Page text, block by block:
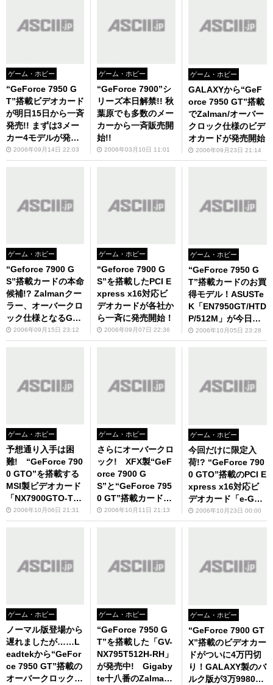
ゲーム・ホビー
“GeForce 7950 G
T”搭載ビデオカード
が明日15日から一斉
発売!! まずは3メー
カー4モデルが発売
で今後も続々登場の
予定!!
2006年09月14日 22:03
ゲーム・ホビー
“GeForce 7900”シ
リーズ本日解禁!! 秋
葉原でも多数のメー
カーから一斉販売開
始!!
2006年03月10日 11:01
ゲーム・ホビー
GALAXYから“GeF
orce 7950 GT”搭載
でZalman/オーバー
クロック仕様のビデ
オカードが発売開始
2006年09月23日 21:14
ゲーム・ホビー
“Geforce 7900 G
S”搭載カードの本命
候補!? Zalmanクー
ラー、オーバークロ
ック仕様となるGAL
AXY製ビデオカード
の販売がスタート!!
2006年09月15日 23:12
ゲーム・ホビー
“Geforce 7900 G
S”を搭載したPCI E
xpress x16対応ビ
デオカードが各社か
ら一斉に発売開始！
2006年09月07日 22:36
ゲーム・ホビー
“GeForce 7950 G
T”搭載カードのお買
得モデル！ASUSTe
K「EN7950GT/HTD
P/512M」が今日か
ら店頭に
2006年10月05日 23:28
ゲーム・ホビー
予想通り入手は困
難! “GeForce 790
0 GTO”を搭載する
MSI製ビデオカード
「NX7900GTO-T2D
512E」が本日発売!
2006年10月06日 21:31
ゲーム・ホビー
さらにオーバークロ
ック! XFX製“GeF
orce 7900 G
S”と“GeForce 795
0 GT”搭載カードに
またもやオーバーク
ロック版が！
2006年10月11日 21:13
ゲーム・ホビー
今回だけに限定入
荷!? “GeForce 790
0 GTO”搭載のPCI E
xpress x16対応ビ
デオカード「e-GeF
orce 7900 GTO 512
MB RoHS」がeVG
2006年10月23日 00:00
ゲーム・ホビー
ノーマル版登場から
遅れましたが……L
eadtekから“GeFor
ce 7950 GT”搭載の
オーバークロック版
ゲーム・ホビー
“GeForce 7950 G
T”を搭載した「GV-
NX795T512H-RH」
が発売中! Gigaby
te十八番のZalman
ゲーム・ホビー
“GeForce 7900 GT
X”搭載のビデオカー
ドがついに4万円切
り！GALAXY製のバ
ルク版が3万9980円